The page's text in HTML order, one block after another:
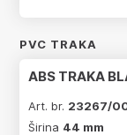
PVC TRAKA
ABS TRAKA
Art. br. 23267/
Širina 44 mm